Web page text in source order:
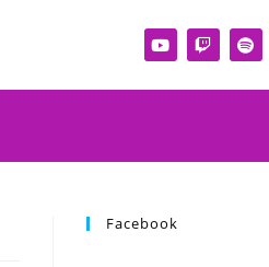
Facebook